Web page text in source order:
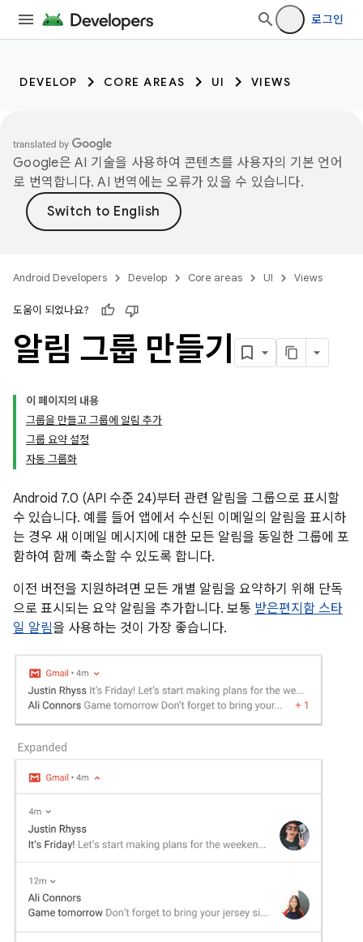
로그인
DEVELOP CORE AREAS UI VIEWS
Google은 AI 기술을 사용하여 콘텐츠를 사용자의 기본 언어
로 번역합니다. AI 번역에는 오류가 있을 수 있습니다.
Android Developers Develop Core areas UI Views
도움이 되었나요?
알림 그룹 만들기
이 페이지의 내용
그룹을 만들고 그룹에 알림 추가
그룹 요약 설정
자동 그룹화
Android 7.0 (API 수준 24)부터 관련 알림을 그룹으로 표시할
수 있습니다. 예를 들어 앱에서 수신된 이메일의 알림을 표시하
는 경우 새 이메일 메시지에 대한 모든 알림을 동일한 그룹에 포
함하여 함께 축소할 수 있도록 합니다.
이전 버전을 지원하려면 모든 개별 알림을 요약하기 위해 단독
으로 표시되는 요약 알림을 추가합니다. 보통 받은편지함 스타
일 알림을 사용하는 것이 가장 좋습니다.